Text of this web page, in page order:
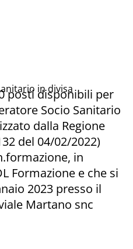
in divisa
posti disponibili per
Socio Sanitario
dalla Regione
del 04/02/2022)
in
Formazione e che si
2023 presso il
Martano snc